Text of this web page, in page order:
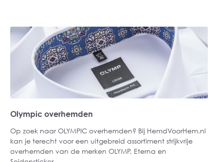
Olympic overhemden
Op zoek naar OLYMPIC overhemden? Bij HemdVoorHem.nl
kan je terecht voor een uitgebreid assortiment strijkvrije
overhemden van de merken OLYMP, Eterna en